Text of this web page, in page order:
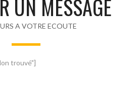
UN MESSAGE
A VOTRE ECOUTE
trouvé"]